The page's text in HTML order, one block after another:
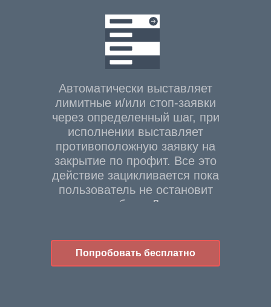
Автоматически выставляет
лимитные и/или стоп-заявки
через определенный шаг, при
исполнении выставляет
противоположную заявку на
закрытие по профит. Все это
действие зацикливается пока
пользователь не остановит
торгового робота. Демо-доступ
Попробовать бесплатно